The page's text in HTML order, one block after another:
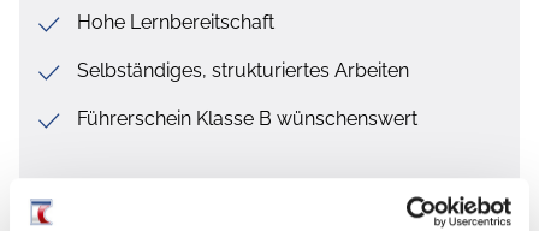
Hohe Lernbereitschaft
Selbständiges, strukturiertes Arbeiten
Führerschein Klasse B wünschenswert